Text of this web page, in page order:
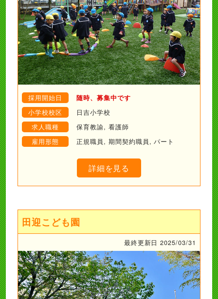
採用開始日 随時、募集中です
小学校校区
日吉小学校
求人職種
保育教諭, 看護師
雇用形態
正規職員, 期間契約職員, パート
詳細を見る
田迎こども園
最終更新日 2025/03/31